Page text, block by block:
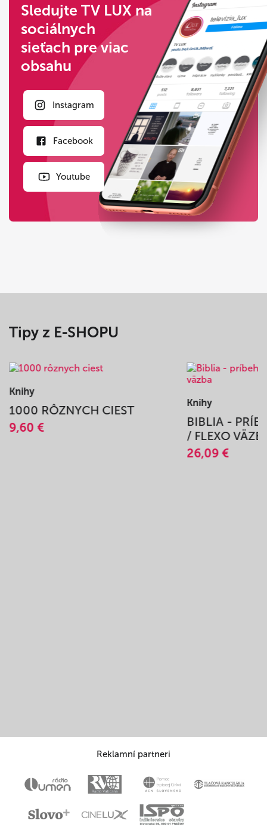
Sledujte TV LUX na
sociálnych
sieťach pre viac
obsahu
Instagram
Facebook
Youtube
Tipy z E-SHOPU
Knihy
1000 RÔZNYCH CIEST
9,60 €
Knihy
BIBLIA -
/ FLEXO
26,09 €
Reklamní partneri